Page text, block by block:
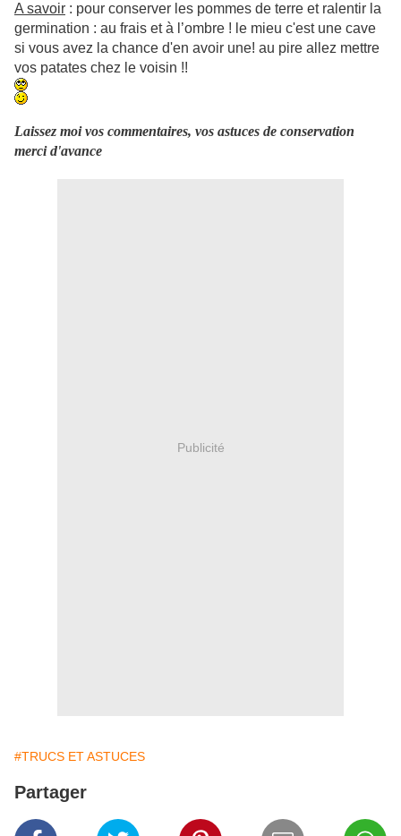
A savoir : pour conserver les pommes de terre et ralentir la
germination : au frais et à l’ombre ! le mieu c'est une cave
si vous avez la chance d'en avoir une! au pire allez mettre
vos patates chez le voisin !!
Laissez moi vos commentaires, vos astuces de conservation
merci d'avance
Publicité
#TRUCS ET ASTUCES
Partager